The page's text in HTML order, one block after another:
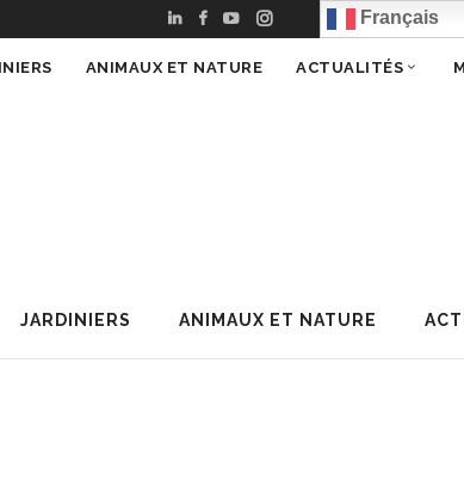
Français
JARDINIERS ANIMAUX ET NATURE
ANIMAUX ET NATURE ACTUALITÉS